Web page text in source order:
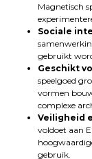
Magnetisch
Sociale
gebruikt
Geschikt
speelgoed
vormen
complexe
Veiligheid
voldoet aan
gebruik.